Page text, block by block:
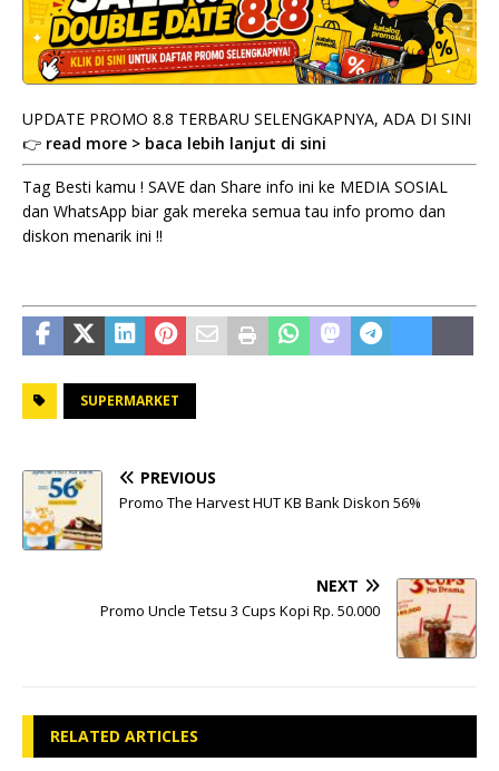
UPDATE PROMO 8.8 TERBARU SELENGKAPNYA, ADA DI SINI
👉 read more > baca lebih lanjut di sini
Tag Besti kamu ! SAVE dan Share info ini ke MEDIA SOSIAL
dan WhatsApp biar gak mereka semua tau info promo dan
diskon menarik ini !!
SUPERMARKET
PREVIOUS
Promo The Harvest HUT KB Bank Diskon 56%
NEXT
Promo Uncle Tetsu 3 Cups Kopi Rp. 50.000
RELATED ARTICLES